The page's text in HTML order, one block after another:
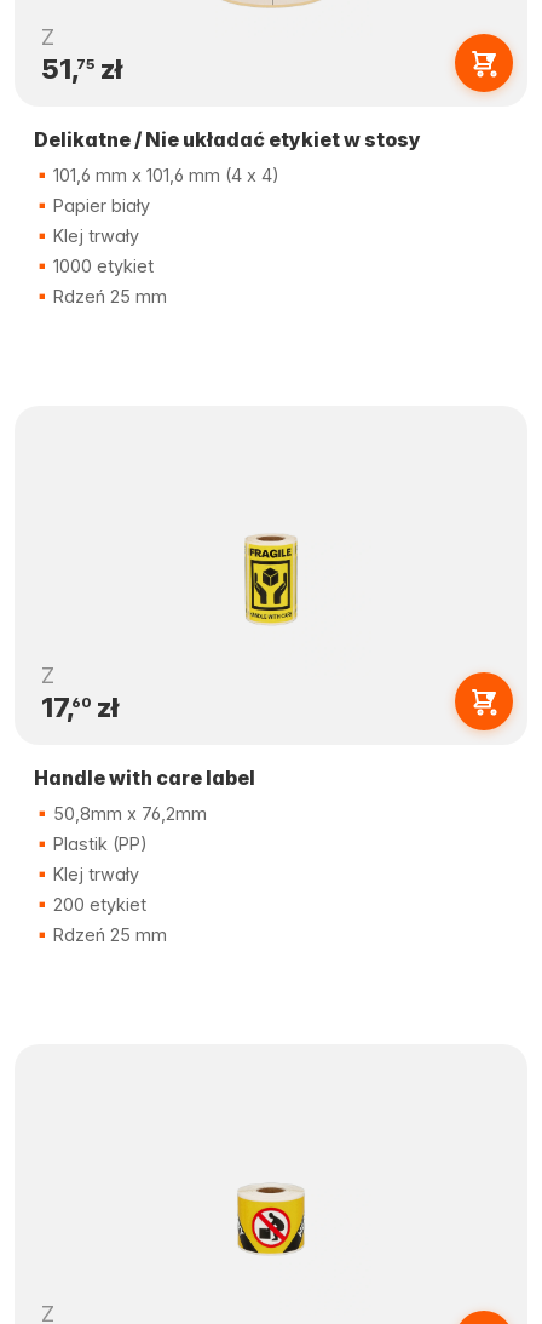
Z
51,75zł
Delikatne / Nie układać etykiet w stosy
101,6 mm x 101,6 mm (4 x 4)
Papier biały
Klej trwały
1000 etykiet
Rdzeń 25 mm
Z
17,60zł
Handle with care label
50,8mm x 76,2mm
Plastik (PP)
Klej trwały
200 etykiet
Rdzeń 25 mm
Z